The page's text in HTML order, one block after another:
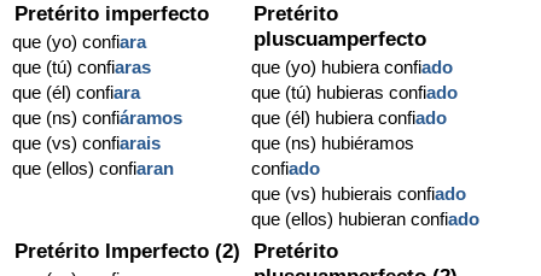
Pretérito imperfecto
que (yo) confiara
que (tú) confiaras
que (él) confiara
que (ns) confiáramos
que (vs) confiarais
que (ellos) confiaran
Pretérito
pluscuamperfecto
que (yo) hubiera confiado
que (tú) hubieras confiado
que (él) hubiera confiado
que (ns) hubiéramos
confiado
que (vs) hubierais confiado
que (ellos) hubieran confiado
Pretérito Imperfecto (2)
Pretérito